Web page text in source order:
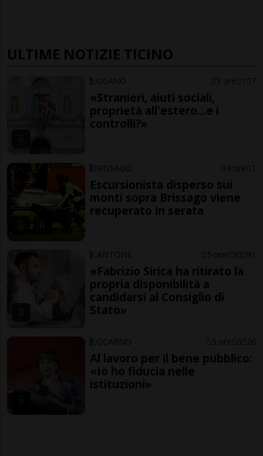
ULTIME NOTIZIE TICINO
LUGANO 3 ore 1 7
«Stranieri, aiuti sociali,
proprietà all'estero...e i
controlli?»
BRISSAGO 4 ore 1
Escursionista disperso sui
monti sopra Brissago viene
recuperato in serata
CANTONE 5 ore 30 91
«Fabrizio Sirica ha ritirato la
propria disponibilità a
candidarsi al Consiglio di
Stato»
LOCARNO 5 ore 6 26
Al lavoro per il bene pubblico:
«Io ho fiducia nelle
istituzioni»